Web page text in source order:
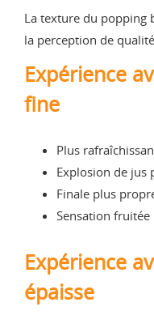
La texture du popping
la perception de
Expérience
fine
Plus
Explosion de jus
Finale plus
Sensation
Expérience
épaisse